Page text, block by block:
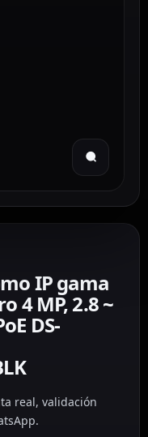
IP gama
4 MP, 2.8 ~
DS-
real, validación